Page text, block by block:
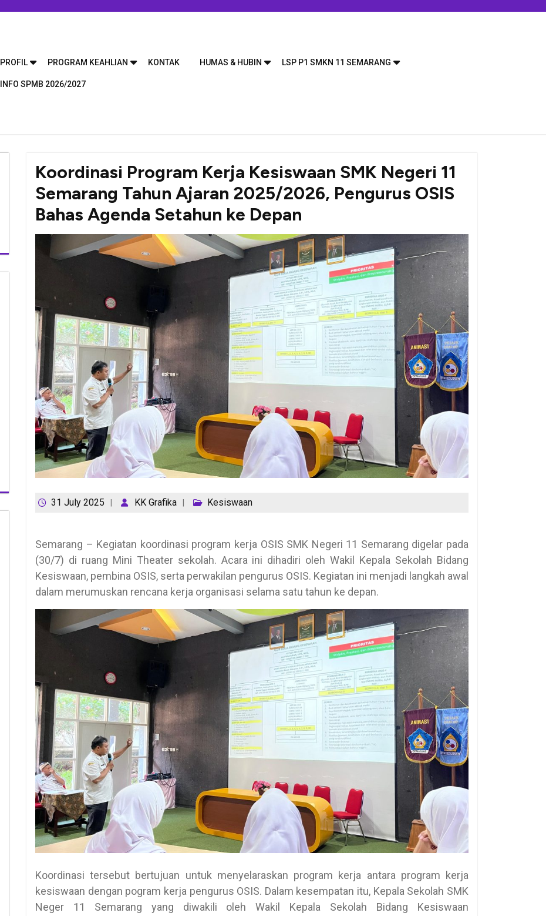
PROFIL PROGRAM KEAHLIAN KONTAK HUMAS & HUBIN LSP P1 SMKN 11 SEMARANG
INFO SPMB 2026/2027
Koordinasi Program Kerja Kesiswaan SMK Negeri 11
Semarang Tahun Ajaran 2025/2026, Pengurus OSIS
Bahas Agenda Setahun ke Depan
31 July 2025 KK Grafika Kesiswaan
Semarang – Kegiatan koordinasi program kerja OSIS SMK Negeri 11 Semarang digelar pada
(30/7) di ruang Mini Theater sekolah. Acara ini dihadiri oleh Wakil Kepala Sekolah Bidang
Kesiswaan, pembina OSIS, serta perwakilan pengurus OSIS. Kegiatan ini menjadi langkah awal
dalam merumuskan rencana kerja organisasi selama satu tahun ke depan.
Koordinasi tersebut bertujuan untuk menyelaraskan program kerja antara program kerja
kesiswaan dengan pogram kerja pengurus OSIS. Dalam kesempatan itu, Kepala Sekolah SMK
Neger 11 Semarang yang diwakili oleh Wakil Kepala Sekolah Bidang Kesiswaan